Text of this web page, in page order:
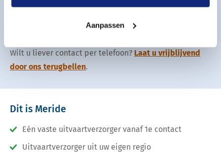
Aanpassen
Wilt u liever contact per telefoon? Laat u vrijblijvend
door ons terugbellen.
Dit is Meride
Eén vaste uitvaartverzorger vanaf 1e contact
Uitvaartverzorger uit uw eigen regio